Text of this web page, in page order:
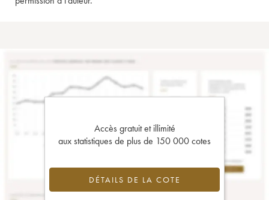
Accès gratuit et illimité
aux statistiques de plus de 150 000 cotes
DÉTAILS DE LA COTE